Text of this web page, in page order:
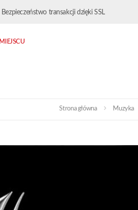
Bezpieczeństwo transakcji dzięki SSL
Strona główna Muzyka